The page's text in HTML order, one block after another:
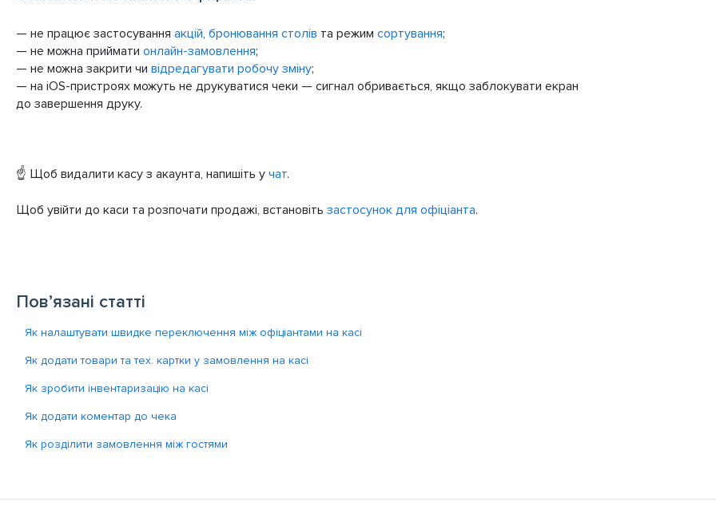
— не працює застосування акцій, бронювання столів та режим сортування;
— не можна приймати онлайн-замовлення;
— не можна закрити чи відредагувати робочу зміну;
— на iOS-пристроях можуть не друкуватися чеки — сигнал обривається, якщо заблокувати екран
до завершення друку.
☝️ Щоб видалити касу з акаунта, напишіть у чат.
Щоб увійти до каси та розпочати продажі, встановіть застосунок для офіціанта.
Пов’язані статті
Як налаштувати швидке переключення між офіціантами на касі
Як додати товари та тех. картки у замовлення на касі
Як зробити інвентаризацію на касі
Як додати коментар до чека
Як розділити замовлення між гостями